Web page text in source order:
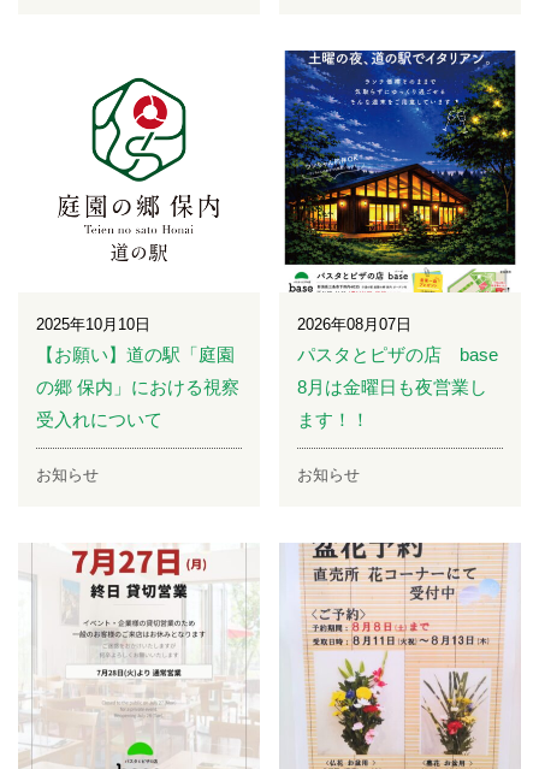
2025年10月10日
【お願い】道の駅「庭園
の郷 保内」における視察
受入れについて
お知らせ
2026年08月07日
パスタとピザの店 base
8月は金曜日も夜営業し
ます！！
お知らせ